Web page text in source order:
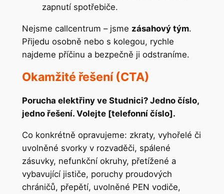
zapnutí spotřebiče.
Nejsme callcentrum – jsme zásahový tým.
Přijedu osobně nebo s kolegou, rychle
najdeme příčinu a bezpečně ji odstraníme.
Okamžité řešení (CTA)
Porucha elektřiny ve Studnici? Jedno číslo,
jedno řešení. Volejte [telefonní číslo].
Co konkrétně opravujeme: zkraty, vyhořelé či
uvolněné svorky v rozvaděči, spálené
zásuvky, nefunkční okruhy, přetížené a
vybavující jističe, poruchy proudových
chráničů, přepětí, uvolněné PEN vodiče,